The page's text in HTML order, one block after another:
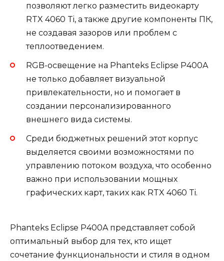
позволяют легко разместить видеокарту
RTX 4060 Ti, а также другие компоненты ПК,
не создавая зазоров или проблем с
теплоотведением.
RGB-освещение на Phanteks Eclipse P400A
не только добавляет визуальной
привлекательности, но и помогает в
создании персонализированного
внешнего вида системы.
Среди бюджетных решений этот корпус
выделяется своими возможностями по
управлению потоком воздуха, что особенно
важно при использовании мощных
графических карт, таких как RTX 4060 Ti.
Phanteks Eclipse P400A представляет собой
оптимальный выбор для тех, кто ищет
сочетание функциональности и стиля в одном